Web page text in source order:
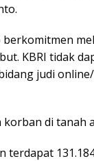
KBRI tidak
judi
di tanah
terdapat